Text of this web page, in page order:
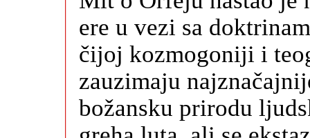
ere u vezi sa
čijoj kozmogoniji i
zauzimaju
božansku prirodu